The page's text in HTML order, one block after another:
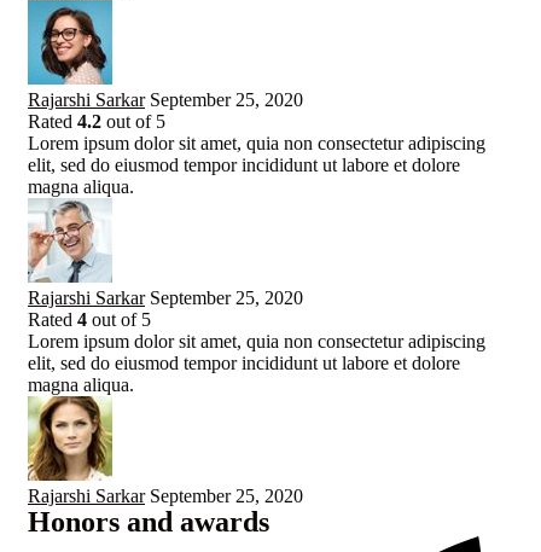
Rajarshi Sarkar September 25, 2020
Rated 4.2 out of 5
Lorem ipsum dolor sit amet, quia non consectetur adipiscing
elit, sed do eiusmod tempor incididunt ut labore et dolore
magna aliqua.
Rajarshi Sarkar September 25, 2020
Rated 4 out of 5
Lorem ipsum dolor sit amet, quia non consectetur adipiscing
elit, sed do eiusmod tempor incididunt ut labore et dolore
magna aliqua.
Rajarshi Sarkar September 25, 2020
Honors and awards